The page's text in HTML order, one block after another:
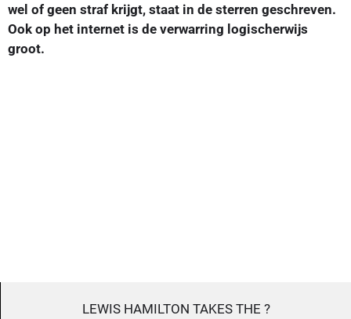
wel of geen straf krijgt, staat in de sterren geschreven.
Ook op het internet is de verwarring logischerwijs
groot.
LEWIS HAMILTON TAKES THE ?